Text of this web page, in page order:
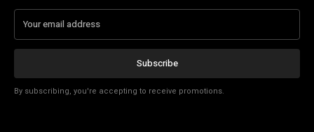
Subscribe
By subscribing, you're accepting to receive promotions.